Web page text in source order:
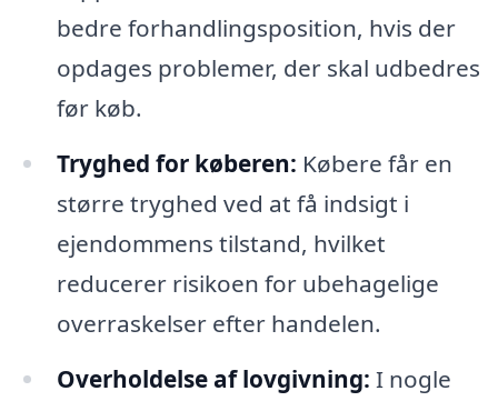
bedre forhandlingsposition, hvis der
opdages problemer, der skal udbedres
før køb.
Tryghed for køberen: Købere får en
større tryghed ved at få indsigt i
ejendommens tilstand, hvilket
reducerer risikoen for ubehagelige
overraskelser efter handelen.
Overholdelse af lovgivning: I nogle